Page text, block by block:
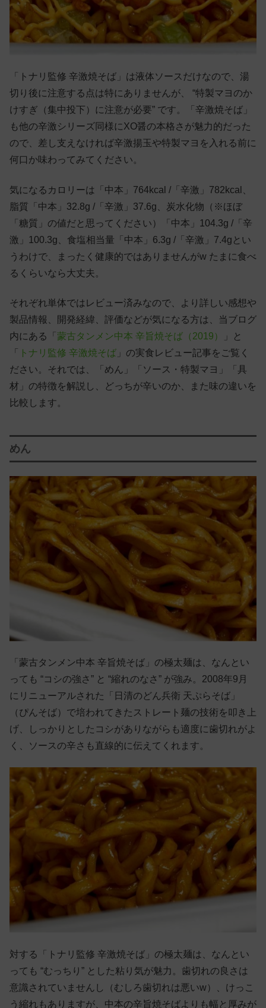
「トナリ監修 辛激焼そば」は液体ソースだけなので、湯
切り後に注意する点は特にありませんが、 “特製マヨのか
けすぎ（集中投下）に注意が必要” です。「辛激焼そば」
も他の辛激シリーズ同様にXO醤の本格さが魅力的だった
ので、差し支えなければ辛激揚玉や特製マヨを入れる前に
何口か味わってみてください。
気になるカロリーは「中本」764kcal /「辛激」782kcal、
脂質「中本」32.8g /「辛激」37.6g、炭水化物（※ほぼ
「糖質」の値だと思ってください）「中本」104.3g /「辛
激」100.3g、食塩相当量「中本」6.3g /「辛激」7.4gとい
うわけで、まったく健康的ではありませんがw たまに食べ
るくらいなら大丈夫。
それぞれ単体ではレビュー済みなので、より詳しい感想や
製品情報、開発経緯、評価などが気になる方は、当ブログ
内にある「 蒙古タンメン中本 辛旨焼そば（2019）
」と
「
トナリ監修 辛激焼そば 」の実食レビュー記事をご覧く
ださい。それでは、「めん」「ソース・特製マヨ」「具
材」の特徴を解説し、どっちが辛いのか、また味の違いを
比較します。
めん
「蒙古タンメン中本 辛旨焼そば」の極太麺は、なんとい
っても “コシの強さ” と “縮れのなさ” が強み。2008年9月
にリニューアルされた「日清のどん兵衛 天ぷらそば」
（ぴんそば）で培われてきたストレート麺の技術を叩き上
げ、しっかりとしたコシがありながらも適度に歯切れがよ
く、ソースの辛さも直線的に伝えてくれます。
対する「トナリ監修 辛激焼そば」の極太麺は、なんとい
っても “むっちり” とした粘り気が魅力。歯切れの良さは
意識されていませんし（むしろ歯切れは悪いw）、けっこ
う縮れもありますが、中本の辛旨焼そばよりも幅と厚みが